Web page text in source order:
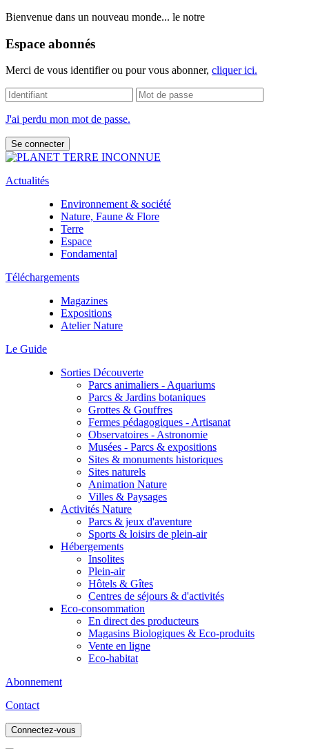
Bienvenue dans un nouveau monde... le notre
Espace abonnés
Merci de vous identifier ou pour vous abonner, cliquer ici.
J'ai perdu mon mot de passe.
Actualités
Environnement & société
Nature, Faune & Flore
Terre
Espace
Fondamental
Téléchargements
Magazines
Expositions
Atelier Nature
Le Guide
Sorties Découverte
Parcs animaliers - Aquariums
Parcs & Jardins botaniques
Grottes & Gouffres
Fermes pédagogiques - Artisanat
Observatoires - Astronomie
Musées - Parcs & expositions
Sites & monuments historiques
Sites naturels
Animation Nature
Villes & Paysages
Activités Nature
Parcs & jeux d'aventure
Sports & loisirs de plein-air
Hébergements
Insolites
Plein-air
Hôtels & Gîtes
Centres de séjours & d'activités
Eco-consommation
En direct des producteurs
Magasins Biologiques & Eco-produits
Vente en ligne
Eco-habitat
Abonnement
Contact
Connectez-vous